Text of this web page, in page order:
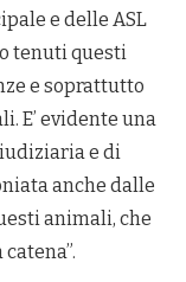
e delle ASL
tenuti questi
e soprattutto
E’ evidente una
e di
anche dalle
animali, che